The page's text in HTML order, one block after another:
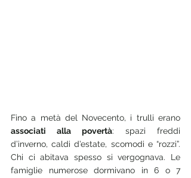
associati alla povertà: spazi freddi
d’inverno, caldi d’estate, scomodi e “rozzi”.
Chi ci abitava spesso si vergognava. Le
famiglie numerose dormivano in 6 o 7